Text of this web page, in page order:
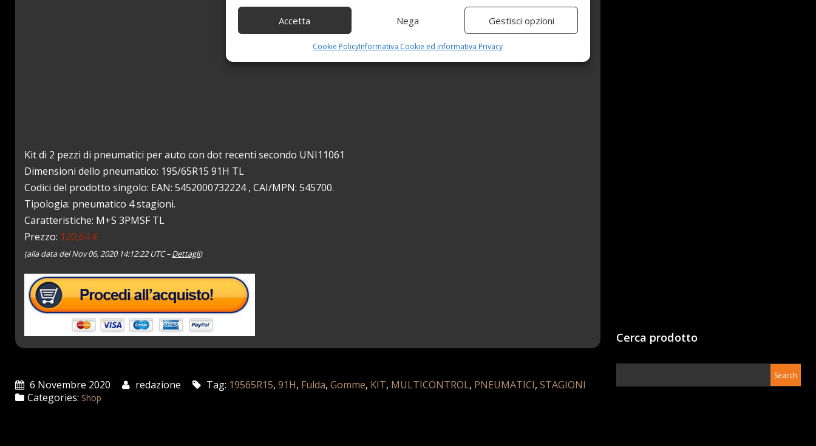
Accetta Nega Gestisci opzioni
Cookie PolicyInformativa Cookie ed informativa Privacy
Kit di 2 pezzi di pneumatici per auto con dot recenti secondo UNI11061
Dimensioni dello pneumatico: 195/65R15 91H TL
Codici del prodotto singolo: EAN: 5452000732224 , CAI/MPN: 545700.
Tipologia: pneumatico 4 stagioni.
Caratteristiche: M+S 3PMSF TL
Prezzo: 120,64 €
(alla data del Nov 06, 2020 14:12:22 UTC –Dettagli)
6 Novembre 2020 redazione Tag: 19565R15,91H, Fulda,Gomme, KIT, MULTICONTROL, PNEUMATICI,STAGIONI
Categories: Shop
Cerca prodotto